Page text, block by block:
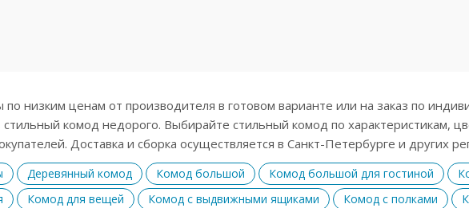
низким ценам от производителя в готовом варианте или на заказ по
стильный комод недорого. Выбирайте стильный комод по характеристикам,
Доставка и сборка осуществляется в Санкт-Петербурге и других
Деревянный комод Комод большой Комод большой для гостиной
Комод для вещей Комод с выдвижными ящиками Комод с полками